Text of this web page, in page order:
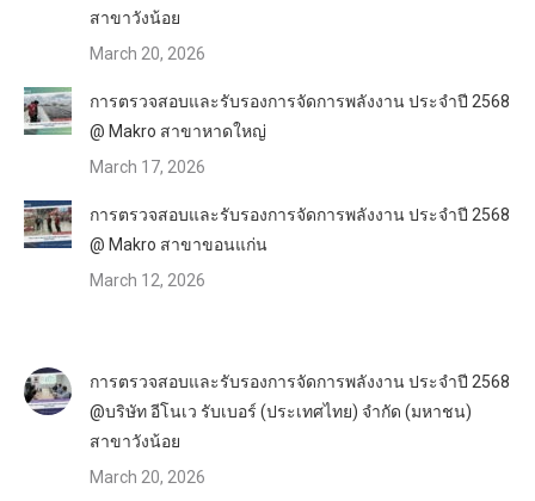
สาขาวังน้อย
March 20, 2026
การตรวจสอบและรับรองการจัดการพลังงาน ประจำปี 2568
@ Makro สาขาหาดใหญ่
March 17, 2026
การตรวจสอบและรับรองการจัดการพลังงาน ประจำปี 2568
@ Makro สาขาขอนแก่น
March 12, 2026
การตรวจสอบและรับรองการจัดการพลังงาน ประจำปี 2568
@บริษัท อีโนเว รับเบอร์ (ประเทศไทย) จำกัด (มหาชน)
สาขาวังน้อย
March 20, 2026